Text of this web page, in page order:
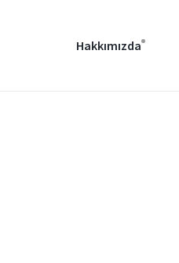
Hakkımızda